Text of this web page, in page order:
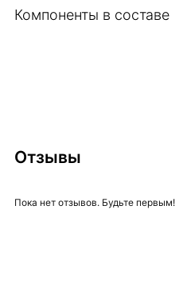
процедурой.
Компоненты в составе
Отзывы
Пока нет отзывов. Будьте первым!